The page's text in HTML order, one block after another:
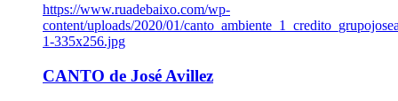
https://www.ruadebaixo.com/wp-
content/uploads/2020/01/
1-335x256.jpg
CANTO de José Avillez